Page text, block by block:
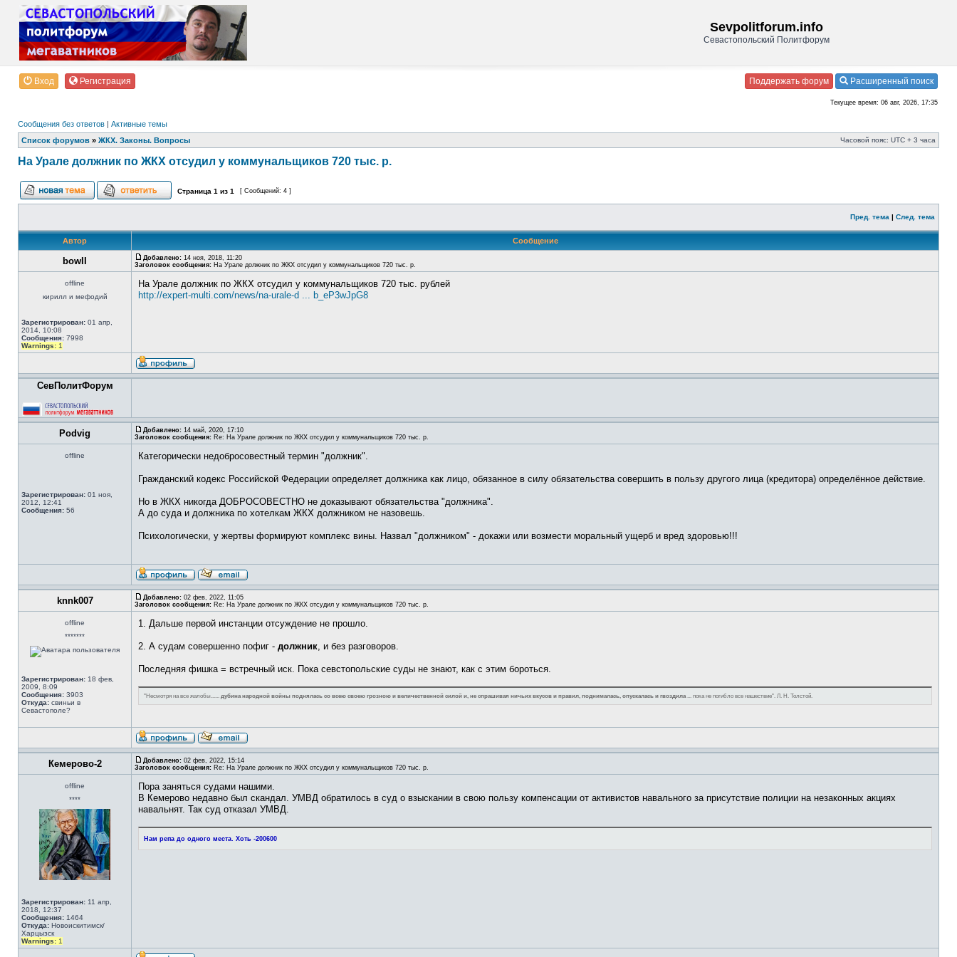
Sevpolitforum.info
Севастопольский Политфорум
Вход Регистрация Поддержать форум Расширенный поиск
Текущее время: 06 авг, 2026, 17:35
Сообщения без ответов | Активные темы
Список форумов » ЖКХ. Законы. Вопросы Часовой пояс: UTC + 3 часа
На Урале должник по ЖКХ отсудил у коммунальщиков 720 тыс. р.
Страница 1 из 1 [ Сообщений: 4 ]
Пред. тема | След. тема
Автор Сообщение
bowII Добавлено: 14 ноя, 2018, 11:20
Заголовок сообщения: На Урале должник по ЖКХ отсудил у коммунальщиков 720 тыс. р.
offline
кирилл и мефодий
Зарегистрирован: 01 апр,
2014, 10:08
Сообщения: 7998
Warnings: 1
На Урале должник по ЖКХ отсудил у коммунальщиков 720 тыс. рублей
http://expert-multi.com/news/na-urale-d ... b_eP3wJpG8
СевПолитФорум
Podvig Добавлено: 14 май, 2020, 17:10
Заголовок сообщения: Re: На Урале должник по ЖКХ отсудил у коммунальщиков 720 тыс. р.
offline
Зарегистрирован: 01 ноя,
2012, 12:41
Сообщения: 56
Категорически недобросовестный термин "должник".
Гражданский кодекс Российской Федерации определяет должника как лицо, обязанное в силу обязательства совершить в пользу другого лица (кредитора) определённое действие.
Но в ЖКХ никогда ДОБРОСОВЕСТНО не доказывают обязательства "должника".
А до суда и должника по хотелкам ЖКХ должником не назовешь.
Психологически, у жертвы формируют комплекс вины. Назвал "должником" - докажи или возмести моральный ущерб и вред здоровью!!!
knnk007 Добавлено: 02 фев, 2022, 11:05
Заголовок сообщения: Re: На Урале должник по ЖКХ отсудил у коммунальщиков 720 тыс. р.
offline
*******
Зарегистрирован: 18 фев,
2009, 8:09
Сообщения: 3903
Откуда: свиньи в
Севастополе?
1. Дальше первой инстанции отсуждение не прошло.
2. А судам совершенно пофиг - должник, и без разговоров.
Последняя фишка = встречный иск. Пока севстопольские суды не знают, как с этим бороться.
"Несмотря на все жалобы...... дубина народной войны поднялась со всею своею грозною и величественной силой и, не спрашивая ничьих вкусов и правил, поднималась, опускалась и гвоздила... пока не погибло все нашествие". Л. Н. Толстой.
Кемерово-2 Добавлено: 02 фев, 2022, 15:14
Заголовок сообщения: Re: На Урале должник по ЖКХ отсудил у коммунальщиков 720 тыс. р.
offline
****
Зарегистрирован: 11 апр,
2018, 12:37
Сообщения: 1464
Откуда: Новоискитимск/
Харцызск
Warnings: 1
Пора заняться судами нашими.
В Кемерово недавно был скандал. УМВД обратилось в суд о взыскании в свою пользу компенсации от активистов навального за присутствие полиции на незаконных акциях
навальнят. Так суд отказал УМВД.
Нам репа до одного места. Хоть -200600